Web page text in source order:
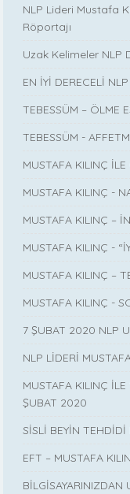
NLP Lideri Mustafa
Röportajı
Uzak Kelimeler NLP
EN İYİ DERECELİ
TEBESSÜM – ÖLME
TEBESSÜM -
MUSTAFA KILINÇ
MUSTAFA KILINÇ -
MUSTAFA KILINÇ –
MUSTAFA KILINÇ -
MUSTAFA KILINÇ –
MUSTAFA KILINÇ -
7 ŞUBAT 2020 NLP
NLP LİDERİ
MUSTAFA KILINÇ
ŞUBAT 2020
SİSLİ BEYİN TEHDİDİ
EFT – MUSTAFA
BİLGİSAYARINIZDAN